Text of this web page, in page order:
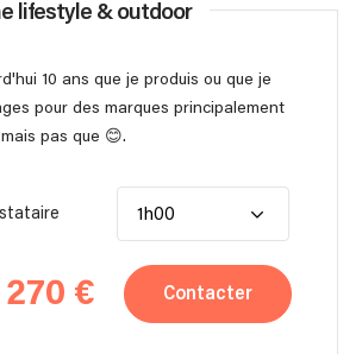
lifestyle & outdoor
10 ans que je produis ou que je
pour des marques principalement
pas que 😊.
1h00
270 € Contacter